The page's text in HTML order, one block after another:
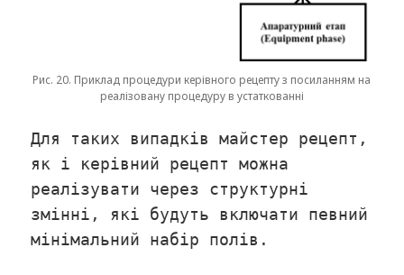
Рис. 20. Приклад процедури керівного рецепту з посиланням на
реалізовану процедуру в устаткованні
Для таких випадків майстер рецепт,
як і керівний рецепт можна
реалізувати через структурні
змінні, які будуть включати певний
мінімальний набір полів.